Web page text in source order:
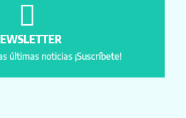
últimas noticias ¡Suscríbete!